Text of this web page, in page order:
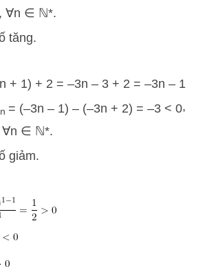
, ∀n ∈ ℕ*.
tăng.
n + 1) + 2 = –3n – 3 + 2 = –3n – 1
n = (–3n – 1) – (–3n + 2) = –3 < 0,
∀n ∈ ℕ*.
giảm.